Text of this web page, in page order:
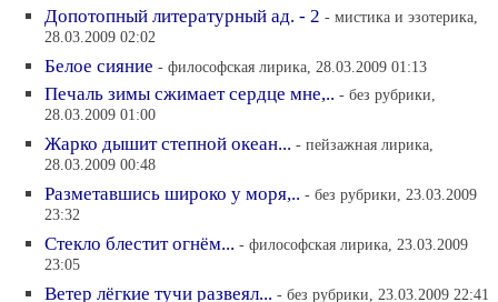
Допотопный литературный ад. - 2 - мистика и эзотерика,
28.03.2009 02:02
Белое сияние - философская лирика, 28.03.2009 01:13
Печаль зимы сжимает сердце мне,.. - без рубрики,
28.03.2009 01:00
Жарко дышит степной океан... - пейзажная лирика,
28.03.2009 00:48
Разметавшись широко у моря,.. - без рубрики, 23.03.2009
23:32
Стекло блестит огнём... - философская лирика, 23.03.2009
23:05
Ветер лёгкие тучи развеял... - без рубрики, 23.03.2009 22:41